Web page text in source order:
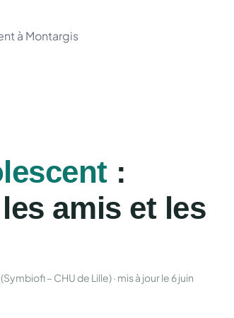
à Montargis
:
amis et les
– CHU de Lille) · mis à jour le 6 juin